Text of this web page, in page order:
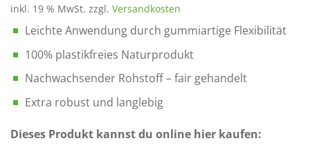
inkl. 19 % MwSt. zzgl. Versandkosten
Leichte Anwendung durch gummiartige Flexibilität
100% plastikfreies Naturprodukt
Nachwachsender Rohstoff – fair gehandelt
Extra robust und langlebig
Dieses Produkt kannst du online hier kaufen: